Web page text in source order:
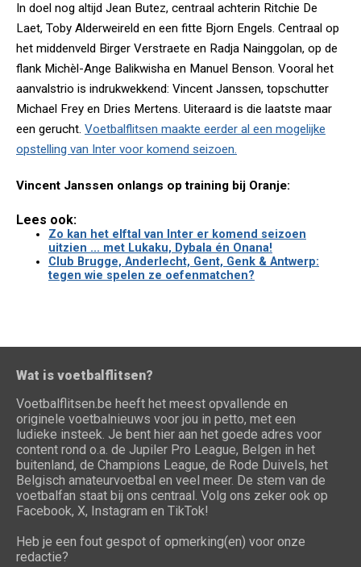
In doel nog altijd Jean Butez, centraal achterin Ritchie De
Laet, Toby Alderweireld en een fitte Bjorn Engels. Centraal op
het middenveld Birger Verstraete en Radja Nainggolan, op de
flank Michèl-Ange Balikwisha en Manuel Benson. Vooral het
aanvalstrio is indrukwekkend: Vincent Janssen, topschutter
Michael Frey en Dries Mertens. Uiteraard is die laatste maar
een gerucht. Voetbalflitsen maakte eerder al een mogelijke
opstelling van Inter voor komend seizoen.
Vincent Janssen onlangs op training bij Oranje:
Lees ook:
Zo kan het elftal van Inter er komend seizoen
uitzien ... met Lukaku, Dybala én Onana!
Club Brugge, Anderlecht, Gent, Genk & Antwerp:
tegen wie spelen ze oefenmatchen?
Wat is voetbalflitsen?
Voetbalflitsen.be heeft het meest opvallende en
originele voetbalnieuws voor jou in petto, met een
ludieke insteek. Je bent hier aan het goede adres voor
content rond o.a. de Jupiler Pro League, Belgen in het
buitenland, de Champions League, de Rode Duivels, het
Belgisch amateurvoetbal en veel meer. De stem van de
voetbalfan staat bij ons centraal. Volg ons zeker ook op
Facebook, X, Instagram en TikTok!
Heb je een fout gespot of opmerking(en) voor onze
redactie?